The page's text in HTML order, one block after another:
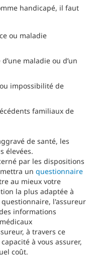
handicapé, il faut
ou maladie
maladie ou d’un
impossibilité de
familiaux de
de santé, les
élevées.
par les dispositions
un questionnaire
au mieux votre
la plus adaptée à
l'assureur
informations
à travers ce
à vous assurer,
coût.